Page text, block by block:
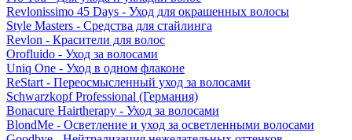
Revlonissimo 45 Days - Уход для окрашенных волосы
Style Masters - Средства для стайлинга
Revlon - Красители для волос
Orofluido - Уход за волосами
Uniq One - Уход в одном флаконе
ReStart - Переосмысленный уход за волосами
Schwarzkopf Professional (Германия)
Bonacure Hairtherapy - Уход за волосами
BlondMe - Осветление и уход за осветленными волосами